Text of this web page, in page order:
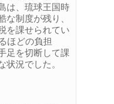
は、琉球王国時
な制度が残り、
を課せられてい
ほどの負担
足を切断して課
状況でした。